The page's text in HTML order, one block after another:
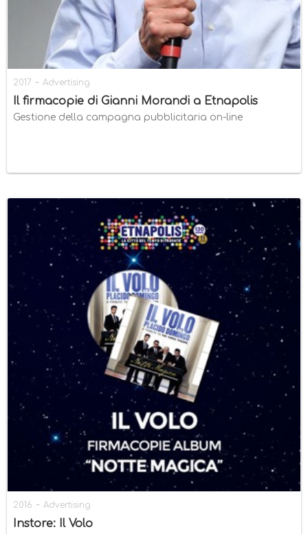
2017 - Advertising
Il firmacopie di Gianni Morandi a Etnapolis
Gestione della campagna pubblicitaria on-line
2016 - Advertising
Instore: Il Volo